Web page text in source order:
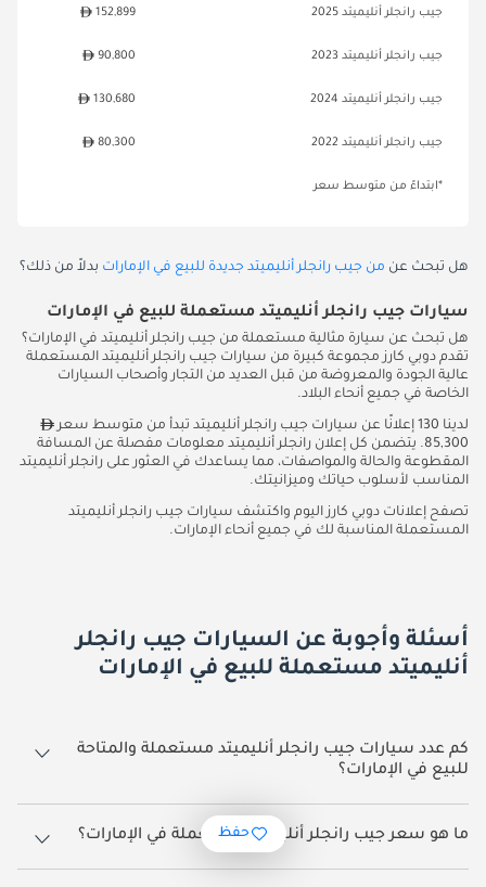
جيب رانجلر أنليميتد 2025 152,899
جيب رانجلر أنليميتد 2023 90,800
جيب رانجلر أنليميتد 2024 130,680
جيب رانجلر أنليميتد 2022 80,300
*ابتداءً من متوسط سعر
هل تبحث عن من جيب رانجلر أنليميتد جديدة للبيع في الإمارات بدلاً من ذلك؟
سيارات جيب رانجلر أنليميتد مستعملة للبيع في الإمارات
هل تبحث عن سيارة مثالية مستعملة من جيب رانجلر أنليميتد في الإمارات؟
تقدم دوبي كارز مجموعة كبيرة من سيارات جيب رانجلر أنليميتد المستعملة
عالية الجودة والمعروضة من قبل العديد من التجار وأصحاب السيارات
الخاصة في جميع أنحاء البلاد.
لدينا 130 إعلانًا عن سيارات جيب رانجلر أنليميتد تبدأ من متوسط سعر
85,300. يتضمن كل إعلان رانجلر أنليميتد معلومات مفصلة عن المسافة
المقطوعة والحالة والمواصفات، مما يساعدك في العثور على رانجلر أنليميتد
المناسب لأسلوب حياتك وميزانيتك.
تصفح إعلانات دوبي كارز اليوم واكتشف سيارات جيب رانجلر أنليميتد
المستعملة المناسبة لك في جميع أنحاء الإمارات.
أسئلة وأجوبة عن السيارات جيب رانجلر
أنليميتد مستعملة للبيع في الإمارات
كم عدد سيارات جيب رانجلر أنليميتد مستعملة والمتاحة
للبيع في الإمارات؟
130 سيارة جيب رانجلر أنليميتد مستعملة متوفرة للبيع في الإمارات.
ما هو سعر جيب رانجلر أنليميتد مستعملة في الإمارات؟
يبدأ سعر سيارة جيب رانجلر أنليميتد مستعملة في الإمارات 85,300.
حفظ